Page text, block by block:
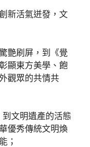
新活氣迸發，文
艷刷屏，到《覺
顯東方美學、飽
觀眾的共情共
到文明遺產的活態
優秀傳統文明煥
；